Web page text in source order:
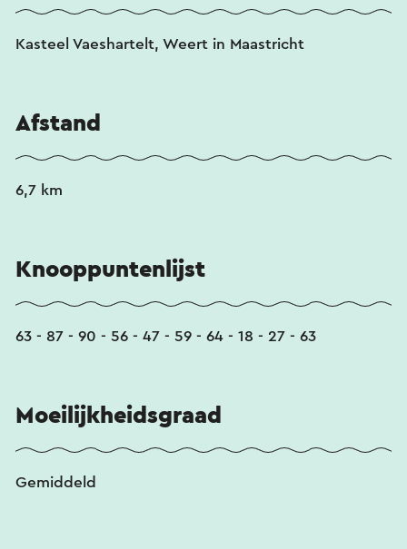
Kasteel Vaeshartelt, Weert in Maastricht
Afstand
6,7 km
Knooppuntenlijst
63 - 87 - 90 - 56 - 47 - 59 - 64 - 18 - 27 - 63
Moeilijkheidsgraad
Gemiddeld